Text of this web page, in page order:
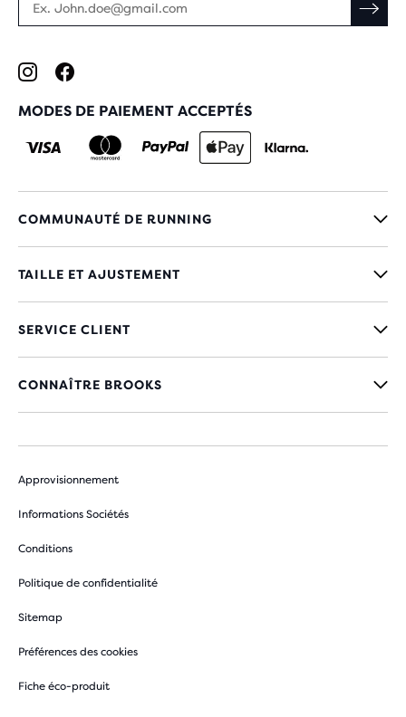
MODES DE PAIEMENT ACCEPTÉS
COMMUNAUTÉ DE RUNNING
TAILLE ET AJUSTEMENT
SERVICE CLIENT
CONNAÎTRE BROOKS
Approvisionnement
Informations Sociétés
Conditions
Politique de confidentialité
Sitemap
Préférences des cookies
Fiche éco-produit